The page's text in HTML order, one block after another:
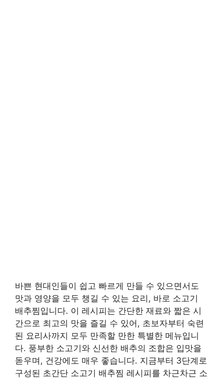
바쁜 현대인들이 쉽고 빠르게 만들 수 있으면서도
맛과 영양을 모두 챙길 수 있는 요리, 바로 소고기
배추찜입니다. 이 레시피는 간단한 재료와 짧은 시
간으로 최고의 맛을 즐길 수 있어, 초보자부터 숙련
된 요리사까지 모두 만족할 만한 특별한 메뉴입니
다. 풍부한 소고기와 신선한 배추의 조합은 입맛을
돋우며, 건강에도 매우 좋습니다. 지금부터 3단계로
구성된 초간단 소고기 배추찜 레시피를 차근차근 소